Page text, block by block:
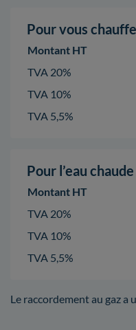
Pour vous
Montant HT
TVA 20%
TVA 10%
TVA 5,5%
Pour l’eau
Montant HT
TVA 20%
TVA 10%
TVA 5,5%
Le raccordement au gaz a